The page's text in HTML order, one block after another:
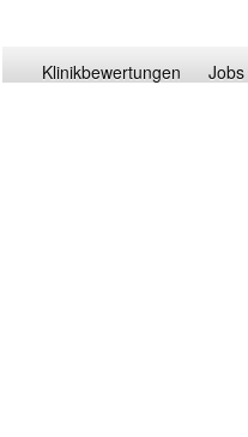
Klinikbewertungen Jobs